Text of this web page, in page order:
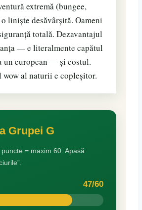
extremă (bungee,
liniște desăvârșită. Oameni
totală. Dezavantajul
— e literalmente capătul
un european — și costul.
al naturii e copleșitor.
Grupei G
= maxim 60. Apasă
47/60